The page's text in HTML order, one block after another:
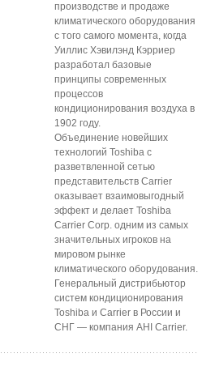
производстве и продаже
климатического оборудования
с того самого момента, когда
Уиллис Хэвилэнд Кэрриер
разработал базовые
принципы современных
процессов
кондиционирования воздуха в
1902 году.
Объединение новейших
технологий Toshiba с
разветвленной сетью
представительств Carrier
оказывает взаимовыгодный
эффект и делает Toshiba
Carrier Corp. одним из самых
значительных игроков на
мировом рынке
климатического оборудования.
Генеральный дистрибьютор
систем кондиционирования
Toshiba и Carrier в России и
СНГ — компания AHI Carrier.